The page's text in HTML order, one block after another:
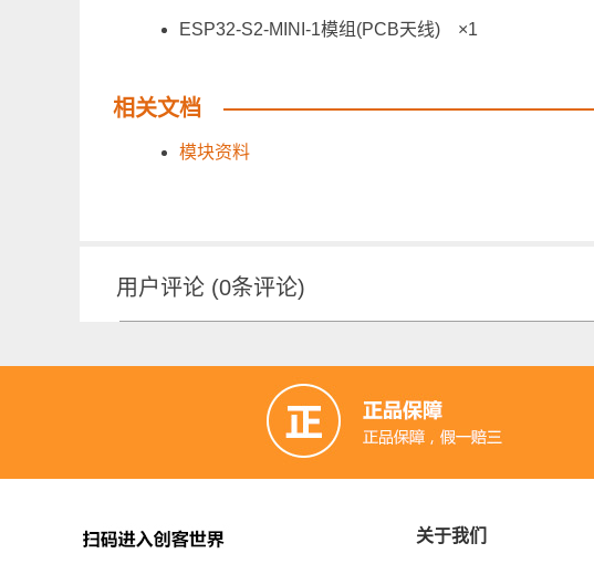
ESP32-S2-MINI-1模组(PCB天线) ×1
相关文档
模块资料
用户评论 (0条评论)
关于我们